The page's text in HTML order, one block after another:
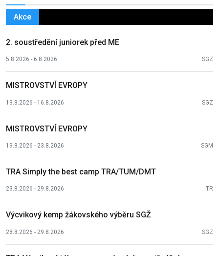
Akce
2. soustředění juniorek před ME
5.8.2026 - 6.8.2026 SGZ
MISTROVSTVÍ EVROPY
13.8.2026 - 16.8.2026 SGZ
MISTROVSTVÍ EVROPY
19.8.2026 - 23.8.2026 SGM
TRA Simply the best camp TRA/TUM/DMT
23.8.2026 - 29.8.2026 TR
Výcvikový kemp žákovského výběru SGŽ
28.8.2026 - 29.8.2026 SGZ